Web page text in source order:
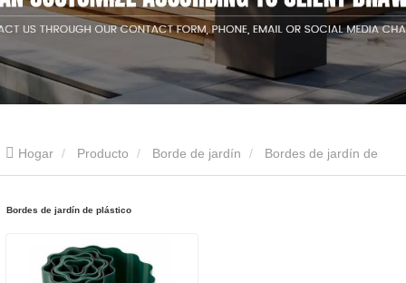
Hogar Producto Borde de jardín
Bordes de jardín de plástico